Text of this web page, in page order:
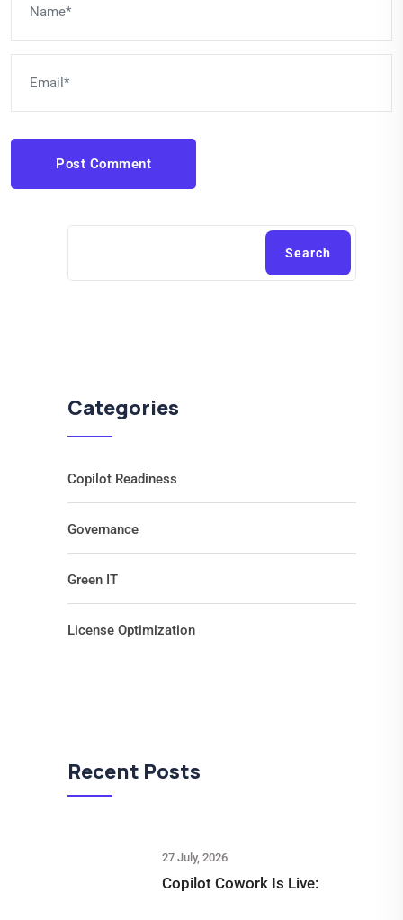
Post Comment
Search
Categories
Copilot Readiness
Governance
Green IT
License Optimization
Recent Posts
27 July, 2026
Copilot Cowork Is Live: